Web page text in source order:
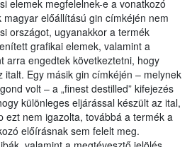
elemek megfelelnek-e a vonatkozó
előállítású gin címkéjén nem
országot, ugyanakkor a termék
grafikai elemek, valamint a
arra engedtek következtetni, hogy
italt. Egy másik gin címkéjén – melynek
volt – a „finest destilled” kifejezés
különleges eljárással készült az ital,
ezt nem igazolta, továbbá a termék a
előírásnak sem felelt meg.